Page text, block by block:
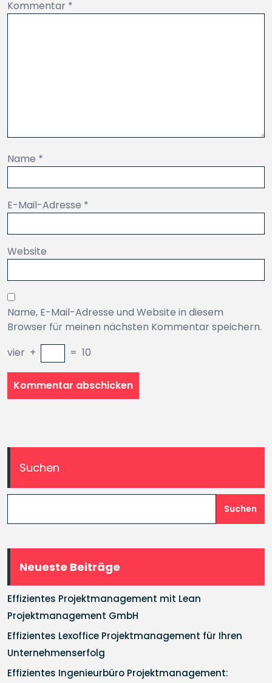
Kommentar *
Name *
E-Mail-Adresse *
Website
Name, E-Mail-Adresse und Website in diesem
Browser für meinen nächsten Kommentar speichern.
vier + = 10
Suchen
Suchen
Neueste Beiträge
Effizientes Projektmanagement mit Lean
Projektmanagement GmbH
Effizientes Lexoffice Projektmanagement für Ihren
Unternehmenserfolg
Effizientes Ingenieurbüro Projektmanagement: